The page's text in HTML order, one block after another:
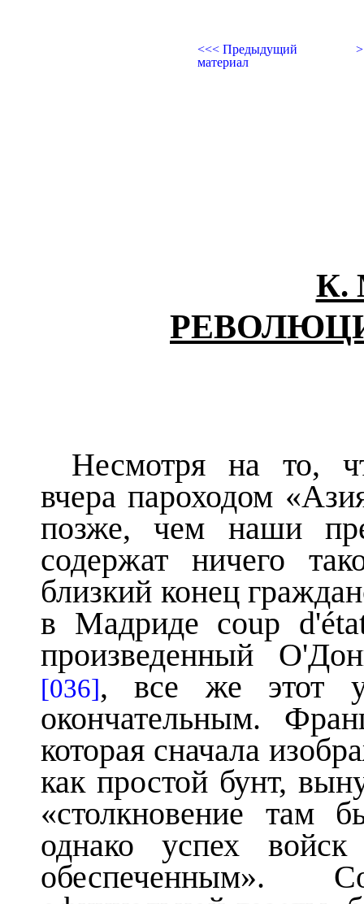
<<< Предыдущий
материал
К.
Несмотря на то,
вчера пароходом
позже, чем наши
содержат ничего
близкий конец
в Мадриде coup
произведенный
[036], все же этот
окончательным.
которая сначала
как простой бунт,
«столкновение там
однако успех
обеспеченным».